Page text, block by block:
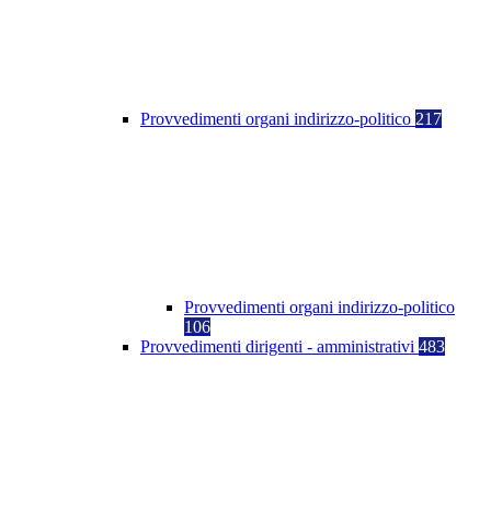
Provvedimenti organi indirizzo-politico 217
Provvedimenti organi indirizzo-politico
106
Provvedimenti dirigenti - amministrativi 483